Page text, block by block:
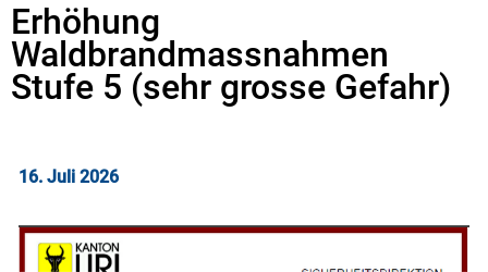
Erhöhung
Waldbrandmassnahmen
Stufe 5 (sehr grosse Gefahr)
16. Juli 2026
Zugehörige Objekte